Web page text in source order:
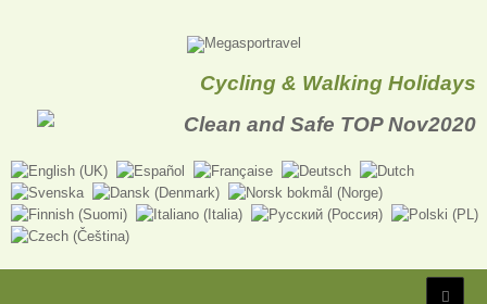
Cycling & Walking Holidays